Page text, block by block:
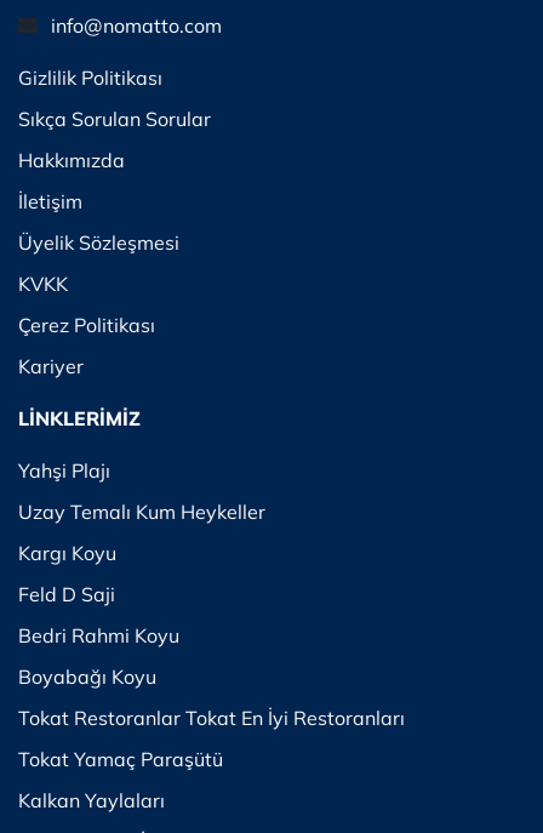
info@nomatto.com
Gizlilik Politikası
Sıkça Sorulan Sorular
Hakkımızda
İletişim
Üyelik Sözleşmesi
KVKK
Çerez Politikası
Kariyer
LİNKLERİMİZ
Yahşi Plajı
Uzay Temalı Kum Heykeller
Kargı Koyu
Feld D Saji
Bedri Rahmi Koyu
Boyabağı Koyu
Tokat Restoranlar Tokat En İyi Restoranları
Tokat Yamaç Paraşütü
Kalkan Yaylaları